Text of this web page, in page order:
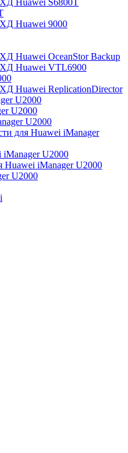
Huawei S6800T
Huawei 9000
Huawei OceanStor Backup
Huawei VTL6900
Huawei ReplicationDirector
U2000
U2000
U2000
для Huawei iManager
U2000
Huawei iManager U2000
U2000